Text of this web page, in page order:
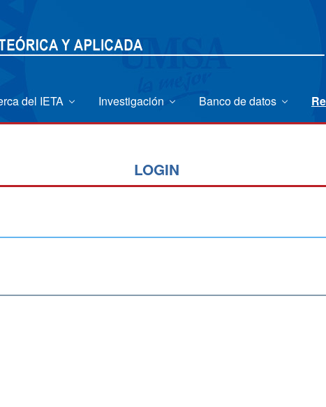
del IETA Investigación Banco de datos
LOGIN